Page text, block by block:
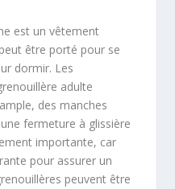
est un vêtement
être porté pour se
dormir. Les
adulte
des manches
fermeture à glissière
importante, car
pour assurer un
peuvent être